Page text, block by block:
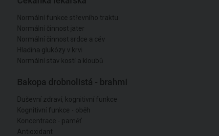
Normální funkce střevního traktu
Normální činnost jater
Normální činnost srdce a cév
Hladina glukózy v krvi
Normální stav kostí a kloubů
Bakopa drobnolistá - brahmi
Duševní zdraví, kognitivní funkce
Kognitivní funkce - oběh
Koncentrace - paměť
Antioxidant